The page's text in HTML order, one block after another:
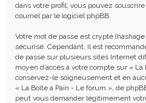
dans votre profil, vous pouvez
courriel par le logiciel phpBB.
Votre mot de passe est crypté
sécurisé. Cependant, il est
de passe sur plusieurs sites Internet
moyen d’accès à votre compte sur «
conservez-le soigneusement et en
« La Boîte à Pain - Le forum », de
peut vous demander légitimement